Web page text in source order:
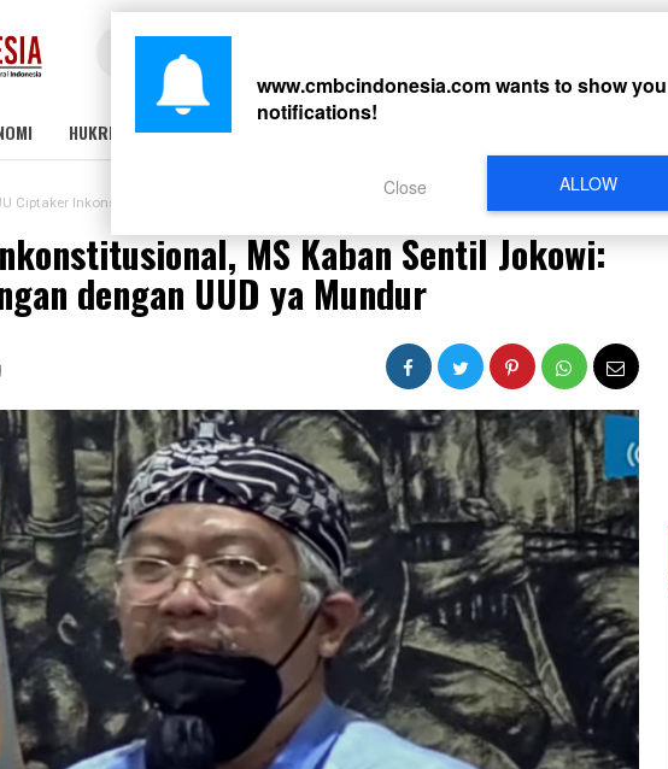
HUKRIM PERISTIWA
Ciptaker Inkonstitusional, MS Kaban Sentil Jokowi: Jika Bertentangan dengan UUD ya Mundur
MS Kaban Sentil Jokowi:
dengan UUD ya Mundur
www.cmbcindonesia.comwants to show you
notifications!
ALLOW
Close